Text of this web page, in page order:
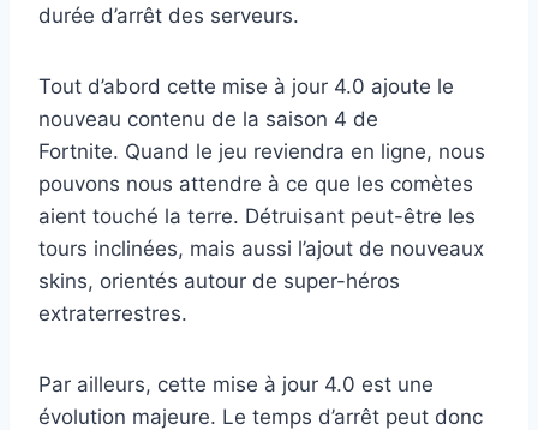
durée d’arrêt des serveurs.
Tout d’abord cette mise à jour 4.0 ajoute le
nouveau contenu de la saison 4 de
Fortnite. Quand le jeu reviendra en ligne, nous
pouvons nous attendre à ce que les comètes
aient touché la terre. Détruisant peut-être les
tours inclinées, mais aussi l’ajout de nouveaux
skins, orientés autour de super-héros
extraterrestres.
Par ailleurs, cette mise à jour 4.0 est une
évolution majeure. Le temps d’arrêt peut donc